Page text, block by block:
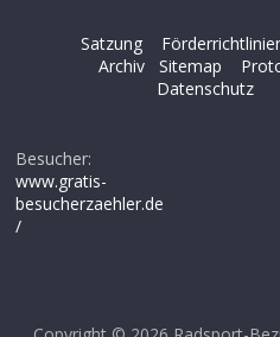
Satzung
Archiv
Sitemap
Datenschutz
Besucher:
www.gratis-
besucherzaehler.de
/